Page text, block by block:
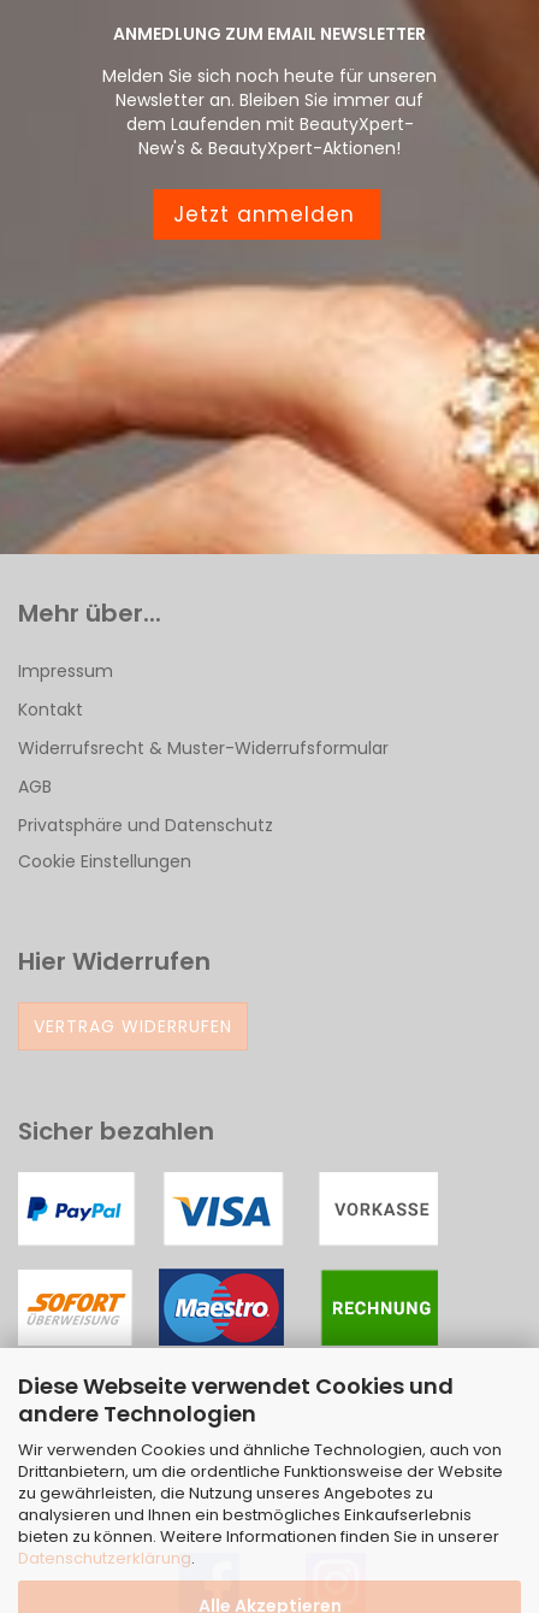
Diese Webseite verwendet Cookies und
andere Technologien
Wir verwenden Cookies und ähnliche Technologien, auch von
Drittanbietern, um die ordentliche Funktionsweise der Website
zu gewährleisten, die Nutzung unseres Angebotes zu
analysieren und Ihnen ein bestmögliches Einkaufserlebnis
bieten zu können. Weitere Informationen finden Sie in unserer
Datenschutzerklärung.
Alle Akzeptieren
ANMEDLUNG ZUM EMAIL NEWSLETTER
Melden Sie sich noch heute für unseren
Newsletter an. Bleiben Sie immer auf
dem Laufenden mit BeautyXpert-
New's & BeautyXpert-Aktionen!
Jetzt anmelden
Mehr über...
Impressum
Kontakt
Widerrufsrecht & Muster-Widerrufsformular
AGB
Privatsphäre und Datenschutz
Cookie Einstellungen
Hier Widerrufen
VERTRAG WIDERRUFEN
Sicher bezahlen